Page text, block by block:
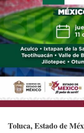
Toluca, Estado de